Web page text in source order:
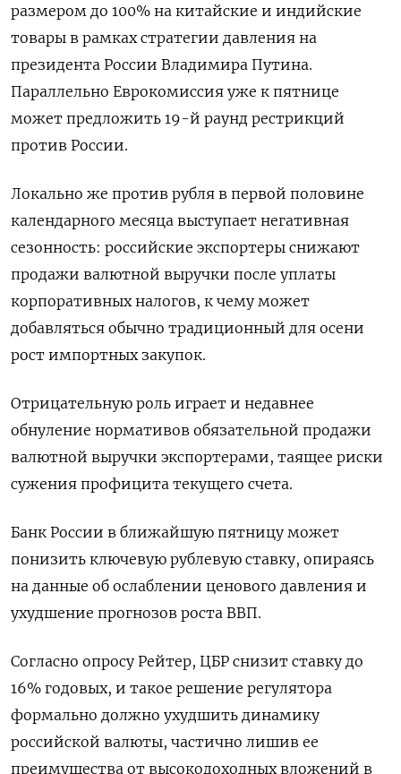
размером до 100% на китайские и индийские
товары в рамках стратегии давления на
президента России Владимира Путина.
Параллельно Еврокомиссия уже к пятнице
может предложить 19-й раунд рестрикций
против России.
Локально же против рубля в первой половине
календарного месяца выступает негативная
сезонность: российские экспортеры снижают
продажи валютной выручки после уплаты
корпоративных налогов, к чему может
добавляться обычно традиционный для осени
рост импортных закупок.
Отрицательную роль играет и недавнее
обнуление нормативов обязательной продажи
валютной выручки экспортерами, таящее риски
сужения профицита текущего счета.
Банк России в ближайшую пятницу может
понизить ключевую рублевую ставку, опираясь
на данные об ослаблении ценового давления и
ухудшение прогнозов роста ВВП.
Согласно опросу Рейтер, ЦБР снизит ставку до
16% годовых, и такое решение регулятора
формально должно ухудшить динамику
российской валюты, частично лишив ее
преимущества от высокодоходных вложений в